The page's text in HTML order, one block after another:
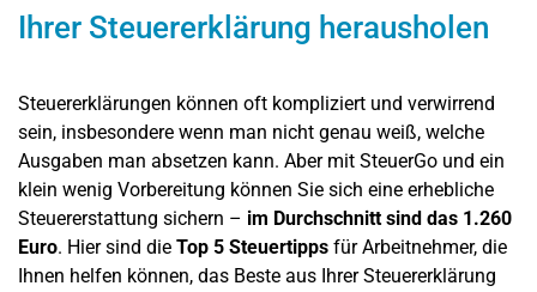
Ihrer Steuererklärung herausholen
Steuererklärungen können oft kompliziert und verwirrend
sein, insbesondere wenn man nicht genau weiß, welche
Ausgaben man absetzen kann. Aber mit SteuerGo und ein
klein wenig Vorbereitung können Sie sich eine erhebliche
Steuererstattung sichern – im Durchschnitt sind das 1.260
Euro. Hier sind die Top 5 Steuertipps für Arbeitnehmer, die
Ihnen helfen können, das Beste aus Ihrer Steuererklärung